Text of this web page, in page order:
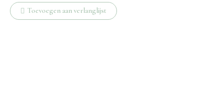
bedel
aantal
Toevoegen aan verlanglijst